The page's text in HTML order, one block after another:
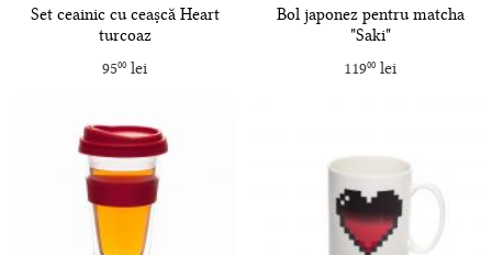
Set ceainic cu ceașcă Heart
turcoaz
9500lei
Bol japonez pentru matcha
"Saki"
11900 lei